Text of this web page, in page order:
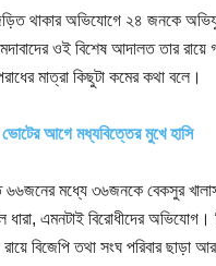
থাকার অভিযোগে ২৪ জনকে
ওই বিশেষ আদালত তার
মাত্রা কিছুটা কমের কথা বলে।
আগে মধ্যবিত্তের মুখে হাসি
৬৬জনের মধ্যে ৩৬জনকে বেকসুর
এমনটাই বিরোধীদের অভিযোগ।
বিজেপি তথা সংঘ পরিবার ছাড়া